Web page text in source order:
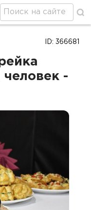
-
ID: 366681